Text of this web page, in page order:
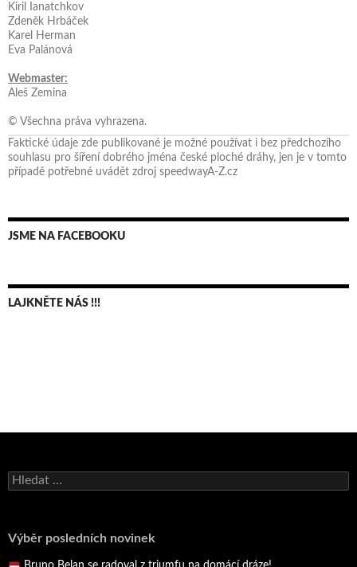
Kiril Ianatchkov
Zdeněk Hrbáček
Karel Herman
Eva Palánová
Webmaster:
Aleš Zemina
© Všechna práva vyhrazena.
Faktické údaje zde publikované je možné používat i bez předchozího
souhlasu pro šíření dobrého jména české ploché dráhy, jen je v tomto
případě potřebné uvádět zdroj speedwayA-Z.cz
JSME NA FACEBOOKU
LAJKNĚTE NÁS !!!
Vyhledávání
Výběr posledních novinek
Bruno Belan se radoval z triumfu na domácí dráze!